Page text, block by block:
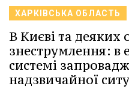
ХАРКІВСЬКА ОБЛАСТЬ
В Києві та деяких
знеструмлення: в
системі
надзвичайної